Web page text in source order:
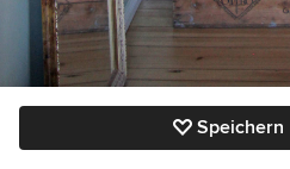
Speichern